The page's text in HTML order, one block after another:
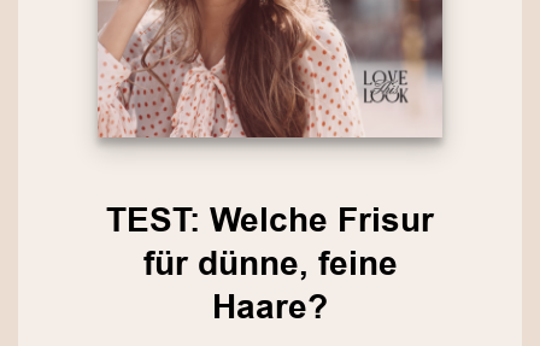
TEST: Welche Frisur
für dünne, feine
Haare?